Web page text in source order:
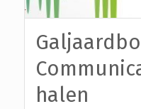
halen